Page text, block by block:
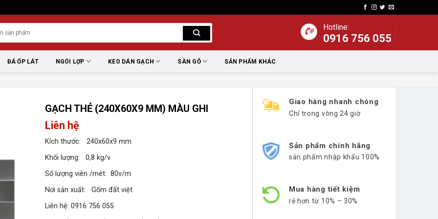
Hotline:
0916 756 055
ĐÁ ỐP LÁT NGÓI LỢP KEO DÁN GẠCH SÀN GỖ SẢN PHẨM KHÁC
GẠCH THẺ (240X60X9 MM) MÀU GHI
Liên hệ
Kích thước: 240x60x9 mm
Khối lượng: 0,8 kg/v
Số lượng viên /mét: 80v/m
Nơi sản xuất: Gốm đất việt
Liên hệ: 0916 756 055
Giao hàng nhanh chóng
Chỉ trong vòng 24 giờ
Sản phẩm chính hãng
sản phẩm nhập khẩu 100%
Mua hàng tiết kiệm
rẻ hơn từ 10% – 30%